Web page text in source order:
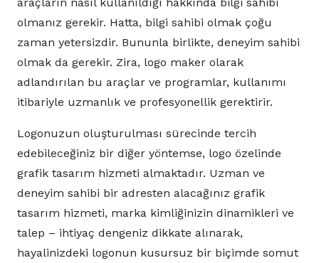
araçların nasıl kullanıldığı hakkında bilgi sahibi
olmanız gerekir. Hatta, bilgi sahibi olmak çoğu
zaman yetersizdir. Bununla birlikte, deneyim sahibi
olmak da gerekir. Zira, logo maker olarak
adlandırılan bu araçlar ve programlar, kullanımı
itibariyle uzmanlık ve profesyonellik gerektirir.
Logonuzun oluşturulması sürecinde tercih
edebileceğiniz bir diğer yöntemse, logo özelinde
grafik tasarım hizmeti almaktadır. Uzman ve
deneyim sahibi bir adresten alacağınız grafik
tasarım hizmeti, marka kimliğinizin dinamikleri ve
talep – ihtiyaç dengeniz dikkate alınarak,
hayalinizdeki logonun kusursuz bir biçimde somut